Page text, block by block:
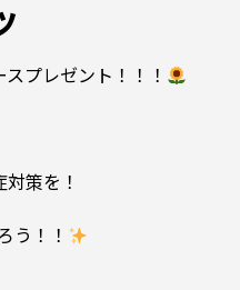
プレゼント！！！
策を！
う！！